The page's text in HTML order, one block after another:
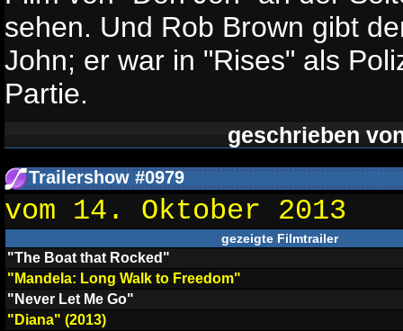
sehen. Und Rob Brown gibt
John; er war in "Rises" als
Partie.
geschrieben
Trailershow #0979
vom 14. Oktober 2013
gezeigte Filmtrailer
"The Boat that Rocked"
"Mandela: Long Walk to Freedom"
"Never Let Me Go"
"Diana" (2013)